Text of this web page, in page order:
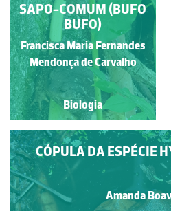
SAPO-CORREDOR
Paulo Talhadas dos Santos
Biologia
CÓPULA DA ESPÉCIE
Amanda
SAPO-COMUM (BUFO
BUFO)
Francisca Maria Fernandes
Mendonça de Carvalho
Biologia